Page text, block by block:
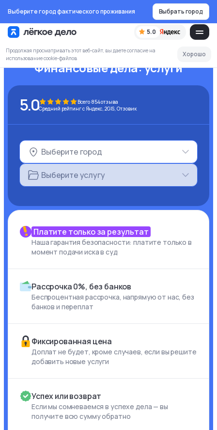
Выберите город фактического проживания Выбрать город
5.0
Продолжая просматривать этот веб-сайт, вы даете согласие на
использование cookie-файлов
Хорошо
Финансовые дела:услуги
5.0 Всего 854отзыва
Средний рейтинг с Яндекс, 2GIS, Отзовик
Выберите город
Выберите услугу
Платите только за результат
Наша гарантия безопасности: платите только в
момент подачи иска в суд
Рассрочка 0%, без банков
Беспроцентная рассрочка, напрямую от нас, без
банков и переплат
Фиксированная цена
Доплат не будет, кроме случаев, если вы решите
добавить новые услуги
Успех или возврат
Если мы сомневаемся в успехе дела — вы
получите всю сумму обратно